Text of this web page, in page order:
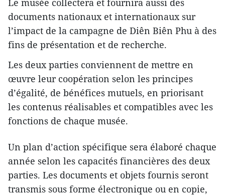
documents nationaux et internationaux sur
l’impact de la campagne de Diên Biên Phu à des
fins de présentation et de recherche.
Les deux parties conviennent de mettre en
œuvre leur coopération selon les principes
d’égalité, de bénéfices mutuels, en priorisant
les contenus réalisables et compatibles avec les
fonctions de chaque musée.
Un plan d’action spécifique sera élaboré chaque
année selon les capacités financières des deux
parties. Les documents et objets fournis seront
transmis sous forme électronique ou en copie,